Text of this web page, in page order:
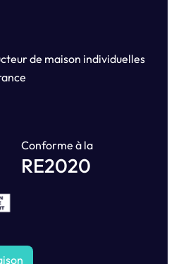
de maison individuelles
Conforme à la
RE2020